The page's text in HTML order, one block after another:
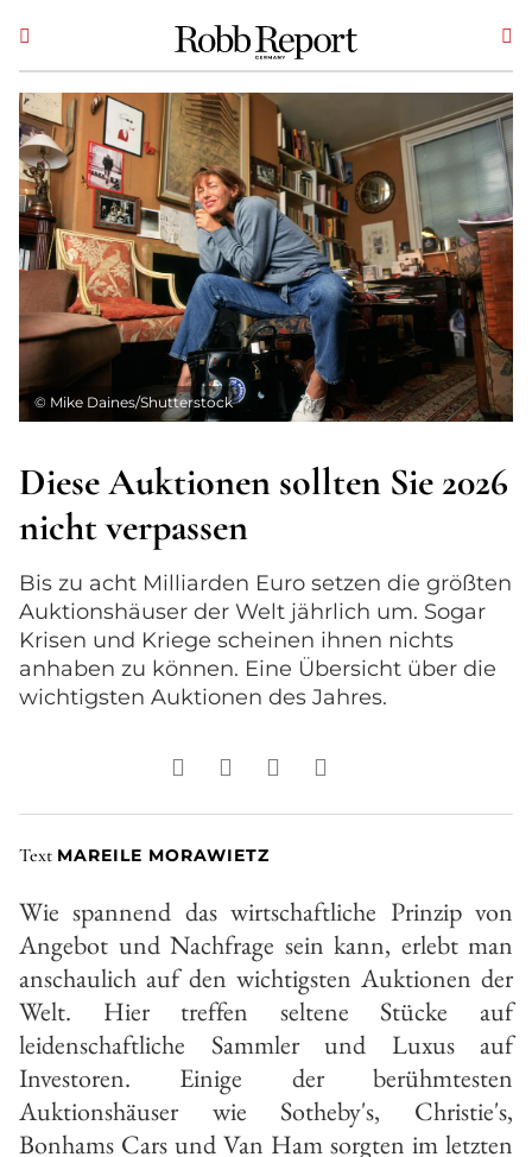
© Mike Daines/Shutterstock
Diese Auktionen sollten Sie 2026
nicht verpassen
Bis zu acht Milliarden Euro setzen die größten
Auktionshäuser der Welt jährlich um. Sogar
Krisen und Kriege scheinen ihnen nichts
anhaben zu können. Eine Übersicht über die
wichtigsten Auktionen des Jahres.
Text MAREILE MORAWIETZ
Wie spannend das wirtschaftliche Prinzip von
Angebot und Nachfrage sein kann, erlebt man
anschaulich auf den wichtigsten Auktionen der
Welt. Hier treffen seltene Stücke auf
leidenschaftliche Sammler und Luxus auf
Investoren. Einige der berühmtesten
Auktionshäuser wie Sotheby's, Christie's,
Bonhams Cars und Van Ham sorgten im letzten